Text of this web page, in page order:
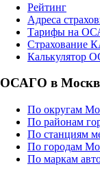
Рейтинг
Адреса
Тарифы на
Страхование
Калькулятор
ОСАГО в
По округам
По районам
По станциям
По городам
По маркам